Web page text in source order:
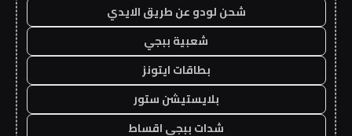
شحن لودو عن طريق الايدي
شعبية ببجي
بطاقات ايتونز
بلايستيشن ستور
شدات ببجي اقساط